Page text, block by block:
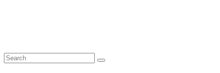
Search
Search